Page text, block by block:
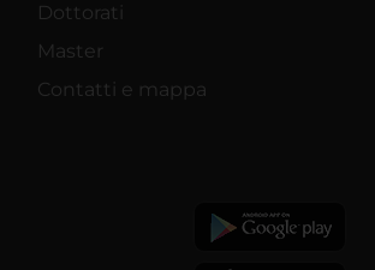
Dottorati
Master
Contatti e mappa